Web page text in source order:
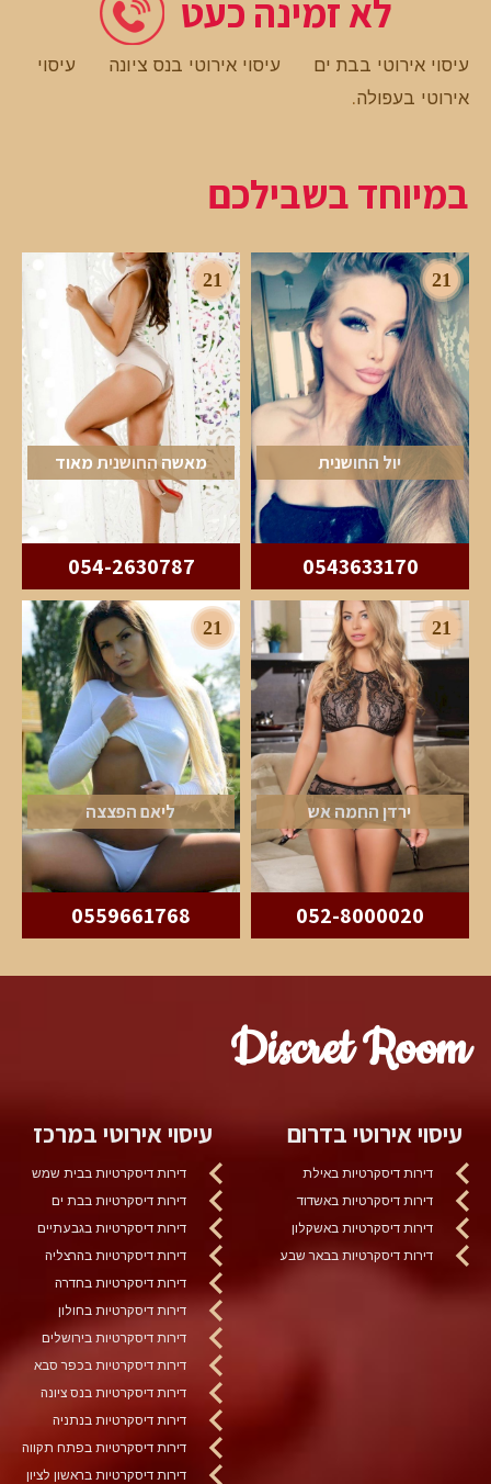
לא זמינה כעט
עיסוי אירוטי בבת ים עיסוי אירוטי בנס ציונה
עיסוי
אירוטי בעפולה.
במיוחד בשבילכם
21
יול החושנית
0543633170
21
מאשה החושנית מאוד
054-2630787
21
ירדן החמה אש
052-8000020
21
ליאם הפצצה
0559661768
Discret Room
עיסוי אירוטי בדרום
דירות דיסקרטיות באילת
דירות דיסקרטיות באשדוד
דירות דיסקרטיות באשקלון
דירות דיסקרטיות בבאר שבע
עיסוי אירוטי במרכז
דירות דיסקרטיות בבית שמש
דירות דיסקרטיות בבת ים
דירות דיסקרטיות בגבעתיים
דירות דיסקרטיות בהרצליה
דירות דיסקרטיות בחדרה
דירות דיסקרטיות בחולון
דירות דיסקרטיות בירושלים
דירות דיסקרטיות בכפר סבא
דירות דיסקרטיות בנס ציונה
דירות דיסקרטיות בנתניה
דירות דיסקרטיות בפתח תקווה
דירות דיסקרטיות בראשון לציון